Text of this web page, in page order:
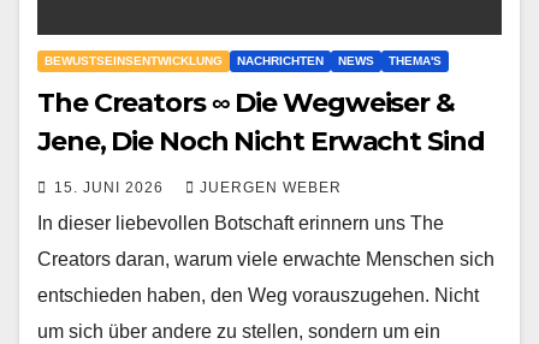
BEWUSTSEINSENTWICKLUNG NACHRICHTEN NEWS THEMA'S
The Creators ∞ Die Wegweiser &
Jene, Die Noch Nicht Erwacht Sind
15. JUNI 2026 JUERGEN WEBER
In dieser liebevollen Botschaft erinnern uns The
Creators daran, warum viele erwachte Menschen sich
entschieden haben, den Weg vorauszugehen. Nicht
um sich über andere zu stellen, sondern um ein